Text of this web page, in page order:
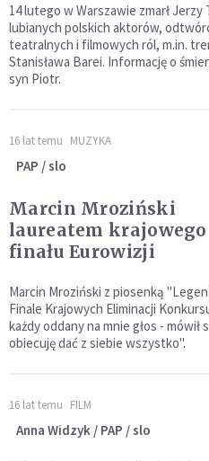
14 lutego w Warszawie zmarł
lubianych polskich aktorów,
teatralnych i filmowych ról, m.in.
Stanisława Barei. Informację o
syn Piotr.
16 lat temu MUZYKA
PAP / slo
Marcin Mroziński
laureatem krajowego
finału Eurowizji
Marcin Mroziński z piosenką
Finale Krajowych Eliminacji
każdy oddany na mnie głos - mówił
obiecuję dać z siebie wszystko".
16 lat temu FILM
Anna Widzyk / PAP / slo